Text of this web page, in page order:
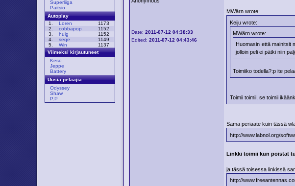
Superliiga
Paitsio
Autoplay
1.
Loren
1173
2.
cobbapop
1152
3.
huig
1152
4.
seqe
1149
5.
Win
1137
Viimeksi kirjautuneet
Keso
Jeppe
Battery
Uusia pelaajia
Odyssey
Shaw
P.P
Date:2011-07-12 04:38:33
Edited:2011-07-12 04:43:46
MWärn wrote:
Keiju wrote:
MWärn wrote:
Huomasin että mainitsit
jolloin peli ei pätki niin
Toimiiko todella?:p ite
Toimii toimii, se toimii
Sama periaate kuin tässä
http://www.labnol.org/
Linkki toimii kun poistat
ja tässä toisessa linkissä
http://